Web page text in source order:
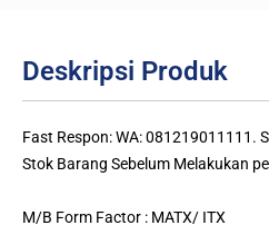
Deskripsi Produk
Fast Respon: WA: 081219011111.
Stok Barang Sebelum Melakukan
M/B Form Factor : MATX/ ITX